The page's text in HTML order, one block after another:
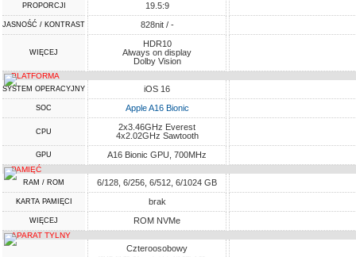
PROPORCJI 19.5:9
JASNOŚĆ / KONTRAST 828nit / -
WIĘCEJ
HDR10
Always on display
Dolby Vision
PLATFORMA
SYSTEM OPERACYJNY iOS 16
SOC Apple A16 Bionic
CPU
2x3.46GHz Everest
4x2.02GHz Sawtooth
GPU A16 Bionic GPU, 700MHz
PAMIĘĆ
RAM / ROM 6/128, 6/256, 6/512, 6/1024 GB
KARTA PAMIĘCI brak
WIĘCEJ ROM NVMe
APARAT TYLNY
Czteroosobowy